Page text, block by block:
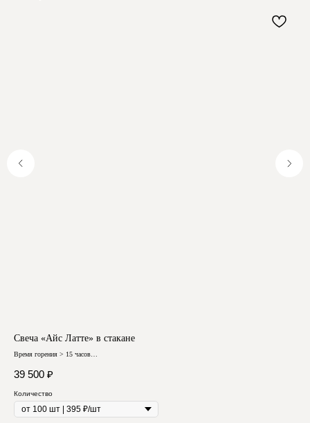
Свеча «Айс Латте» в стакане
Время горения > 15 часов
39 500 ₽
Количество
Отзывы